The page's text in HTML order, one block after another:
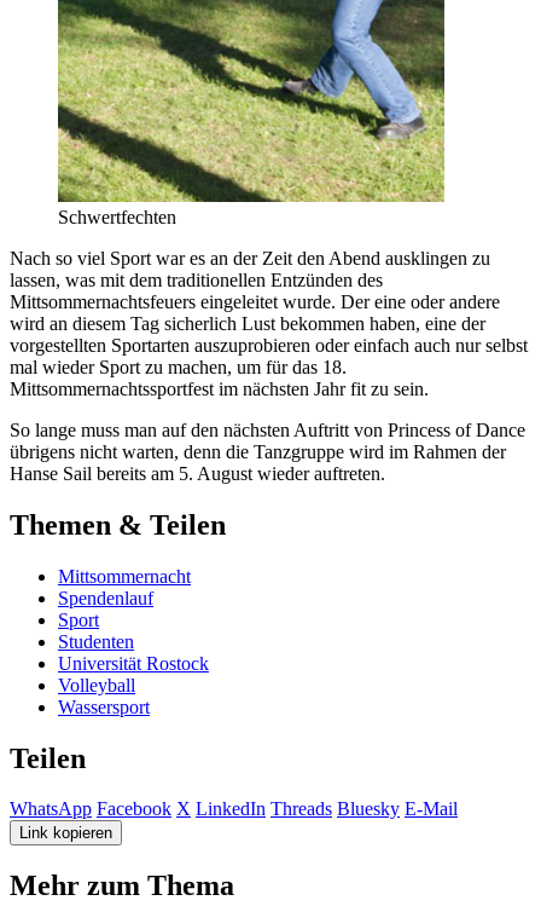
Schwertfechten
Nach so viel Sport war es an der Zeit den Abend ausklingen zu
lassen, was mit dem traditionellen Entzünden des
Mittsommernachtsfeuers eingeleitet wurde. Der eine oder andere
wird an diesem Tag sicherlich Lust bekommen haben, eine der
vorgestellten Sportarten auszuprobieren oder einfach auch nur selbst
mal wieder Sport zu machen, um für das 18.
Mittsommernachtssportfest im nächsten Jahr fit zu sein.
So lange muss man auf den nächsten Auftritt von Princess of Dance
übrigens nicht warten, denn die Tanzgruppe wird im Rahmen der
Hanse Sail bereits am 5. August wieder auftreten.
Themen & Teilen
Mittsommernacht
Spendenlauf
Sport
Studenten
Universität Rostock
Volleyball
Wassersport
Teilen
WhatsApp Facebook X LinkedIn Threads Bluesky E-Mail
Link kopieren
Mehr zum Thema